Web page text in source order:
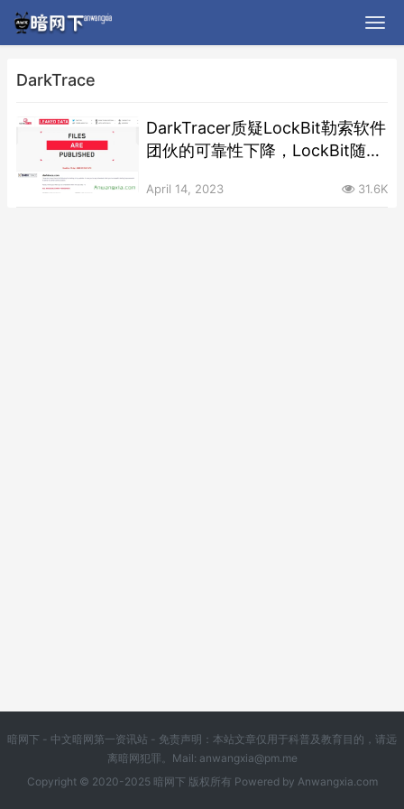
DarkTrace
DarkTracer质疑LockBit勒索软件
团伙的可靠性下降，LockBit随即
DarkTrace的勒索信息
April 14, 2023 31.6K
暗网下 - 中文暗网第一资讯站 - 免责声明：本站文章仅用于科普及教育目的，请远
离暗网犯罪。Mail: anwangxia@pm.me
Copyright © 2020-2025 暗网下 版权所有 Powered by Anwangxia.com